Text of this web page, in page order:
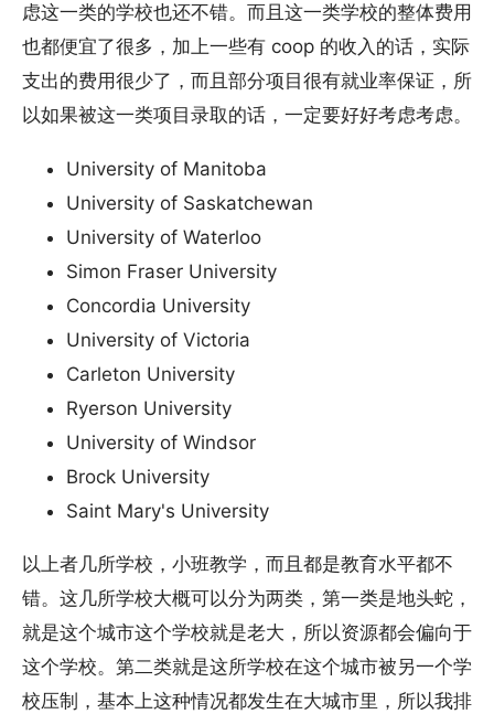
虑这一类的学校也还不错。而且这一类学校的整体费用
也都便宜了很多，加上一些有 coop 的收入的话，实际
支出的费用很少了，而且部分项目很有就业率保证，所
以如果被这一类项目录取的话，一定要好好考虑考虑。
University of Manitoba
University of Saskatchewan
University of Waterloo
Simon Fraser University
Concordia University
University of Victoria
Carleton University
Ryerson University
University of Windsor
Brock University
Saint Mary's University
以上者几所学校，小班教学，而且都是教育水平都不
错。这几所学校大概可以分为两类，第一类是地头蛇，
就是这个城市这个学校就是老大，所以资源都会偏向于
这个学校。第二类就是这所学校在这个城市被另一个学
校压制，基本上这种情况都发生在大城市里，所以我排